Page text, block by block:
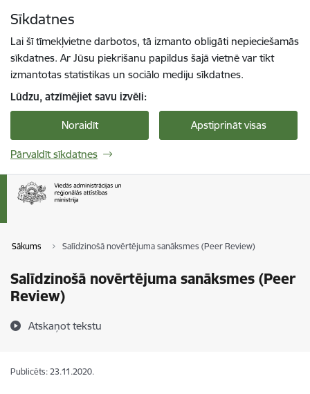
Sīkdatnes
Lai šī tīmekļvietne darbotos, tā izmanto obligāti nepieciešamās
sīkdatnes. Ar Jūsu piekrišanu papildus šajā vietnē var tikt
izmantotas statistikas un sociālo mediju sīkdatnes.
Lūdzu, atzīmējiet savu izvēli:
Noraidīt Apstiprināt visas
Pārvaldīt sīkdatnes
Sākums Salīdzinošā novērtējuma sanāksmes (Peer Review)
Salīdzinošā novērtējuma sanāksmes (Peer
Review)
Atskaņot tekstu
Publicēts: 23.11.2020.